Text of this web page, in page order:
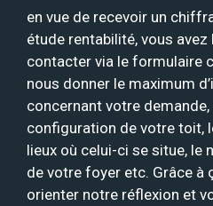
en vue de recevoir un
étude rentabilité, vous
contacter via le formulaire
nous donner le maximum
concernant votre demande,
configuration de votre toit,
lieux où celui-ci se situe, le
de votre foyer etc. Grâce à
orienter notre réflexion et